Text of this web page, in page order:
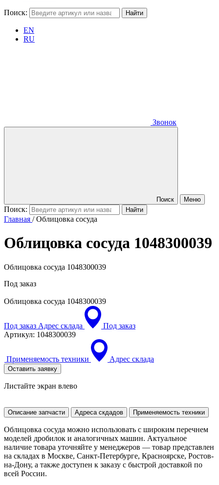
Поиск:
EN
RU
Звонок
Поиск Меню
Поиск:
Главная /Облицовка сосуда
Облицовка сосуда 1048300039
Облицовка сосуда 1048300039
Под заказ
Облицовка сосуда 1048300039
Под заказ Адрес склада
Под заказ
Артикул: 1048300039
Применяемость техники Адрес склада
Оставить заявку
Листайте экран влево
Описание запчасти Адреса скдадов Применяемость техники
Облицовка сосуда можно использовать с широким перечнем
моделей дробилок и аналогичных машин. Актуальное
наличие товара уточняйте у менеджеров — товар представлен
на складах в Москве, Санкт-Петербурге, Красноярске, Ростов-
на-Дону, а также доступен к заказу с быстрой доставкой по
всей России.